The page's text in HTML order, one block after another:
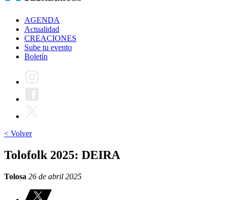
AGENDA
Actualidad
CREACIONES
Sube tu evento
Boletín
< Volver
Tolofolk 2025: DEIRA
Tolosa 26 de abril 2025